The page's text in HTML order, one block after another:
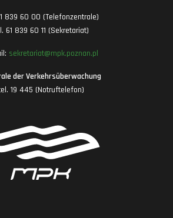
839 60 00 (Telefonzentrale)
61 839 60 11 (Sekretariat)
sekretariat@mpk.poznan.pl
der Verkehrsüberwachung
19 445 (Notruftelefon)